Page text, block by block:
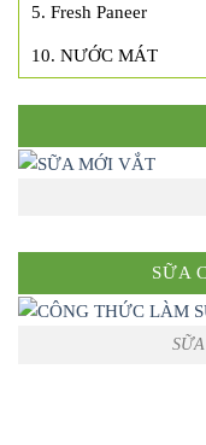
5. Fresh Paneer
10. NƯỚC MÁT
SỮA